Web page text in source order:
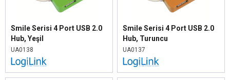
Smile Serisi 4 Port USB 2.0
Hub, Yeşil
UA0138
Smile Serisi 4 Port USB 2.0
Hub, Turuncu
UA0137